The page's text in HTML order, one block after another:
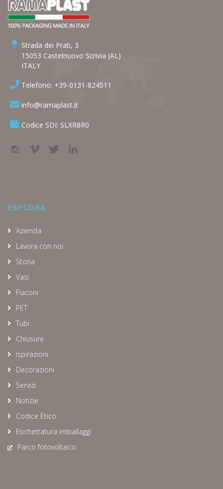
Strada dei Prati, 3
15053 Castelnuovo Scrivia (AL)
ITALY
Telefono: +39-0131-824511
info@ramaplast.it
Codice SDI: SLXR8R0
ESPLORA
Azienda
Lavora con noi
Storia
Vasi
Flaconi
PET
Tubi
Chiusure
Ispirazioni
Decorazioni
Servizi
Notizie
Codice Etico
Etichettatura imballaggi
Parco fotovoltaico